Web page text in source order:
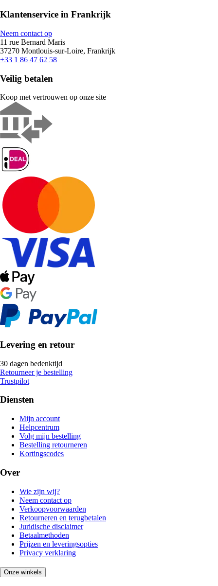
Klantenservice in Frankrijk
Neem contact op
11 rue Bernard Maris
37270 Montlouis-sur-Loire, Frankrijk
+33 1 86 47 62 58
Veilig betalen
Koop met vertrouwen op onze site
Levering en retour
30 dagen bedenktijd
Retourneer je bestelling
Trustpilot
Diensten
Mijn account
Helpcentrum
Volg mijn bestelling
Bestelling retourneren
Kortingscodes
Over
Wie zijn wij?
Neem contact op
Verkoopvoorwaarden
Retourneren en terugbetalen
Juridische disclaimer
Betaalmethoden
Prijzen en leveringsopties
Privacy verklaring
Onze winkels